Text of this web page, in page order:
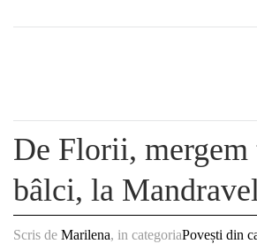
De Florii,
bâlci, la
Scris de Marilena, in categoriaPovești din